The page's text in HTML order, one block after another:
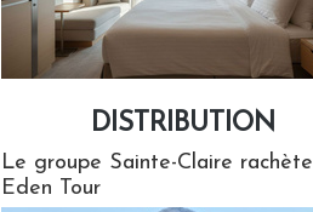
DISTRIBUTION
Le groupe Sainte-Claire rachète
Eden Tour